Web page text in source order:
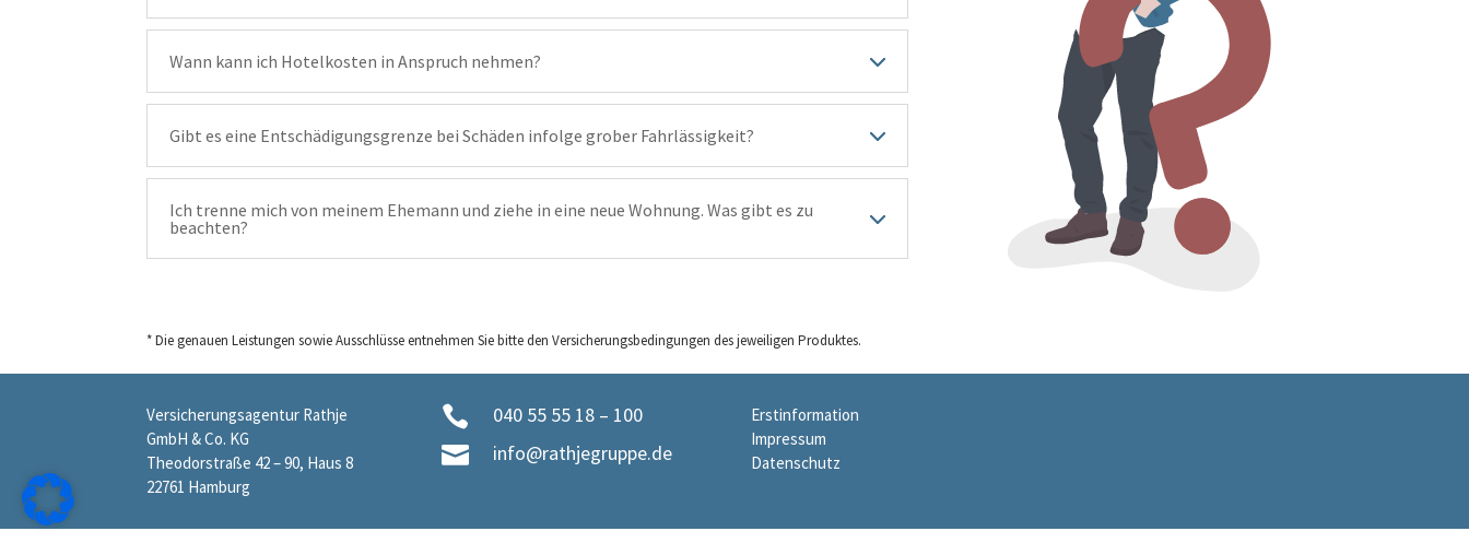
Wann kann ich Hotelkosten in Anspruch nehmen?
Gibt es eine Entschädigungsgrenze bei Schäden infolge grober Fahrlässigkeit?
Ich trenne mich von meinem Ehemann und ziehe in eine neue Wohnung. Was gibt es zu
beachten?
* Die genauen Leistungen sowie Ausschlüsse entnehmen Sie bitte den Versicherungsbedingungen des jeweiligen Produktes.
Versicherungsagentur Rathje
GmbH & Co. KG
Theodorstraße 42 – 90, Haus 8
22761 Hamburg
 040 55 55 18 – 100
 info@rathjegruppe.de
Erstinformation
Impressum
Datenschutz